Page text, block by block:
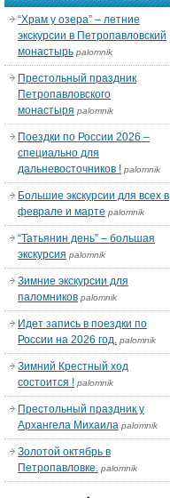
“Храм у озера” – летние
экскурсии в Петропавловский
монастырь palomnik
Престольный праздник
Петропавловского
монастыря palomnik
Поездки по России 2026 –
специально для
дальневосточников ! palomnik
Большие экскурсии для всех в
феврале и марте palomnik
“Татьянин день” – большая
экскурсия palomnik
Зимние экскурсии для
паломников palomnik
Идет запись в поездки по
России на 2026 год. palomnik
Зимний Крестный ход
состоится ! palomnik
Престольный праздник у
Архангела Михаила palomnik
Золотой октябрь в
Петропавловке. palomnik